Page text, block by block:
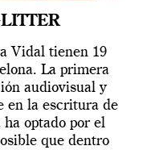
Vidal tienen 19
La primera
audiovisual y
en la escritura de
optado por el
que dentro